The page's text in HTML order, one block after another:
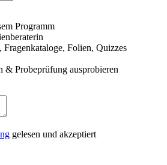
Programm
Fragenkataloge, Folien, Quizzes
& Probeprüfung ausprobieren
gelesen und akzeptiert